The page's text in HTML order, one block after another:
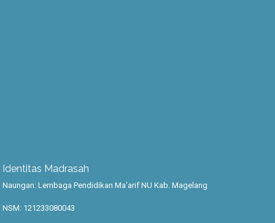
Identitas Madrasah
Naungan: Lembaga Pendidikan Ma'arif NU Kab. Magelang
NSM: 121233080043